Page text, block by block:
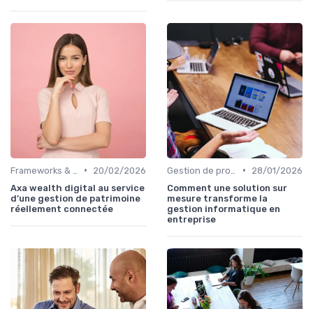
•
20/02/2026
Axa wealth digital au service
d’une gestion de patrimoine
réellement connectée
•
28/01/2026
Comment une solution sur
mesure transforme la
gestion informatique en
entreprise